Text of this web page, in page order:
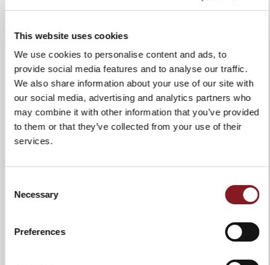
This website uses cookies
We use cookies to personalise content and ads, to
provide social media features and to analyse our traffic.
We also share information about your use of our site with
our social media, advertising and analytics partners who
may combine it with other information that you’ve provided
to them or that they’ve collected from your use of their
services.
Selection
Necessary
Preferences
Schneidleistung
(eckig)
245 x 230 mm
Abnehmbare Teile
Messerschutzscheibe,
Schneidgutplatte, Restehalter
deflector
Schleifapparat
Schleifapparat integriert in ein